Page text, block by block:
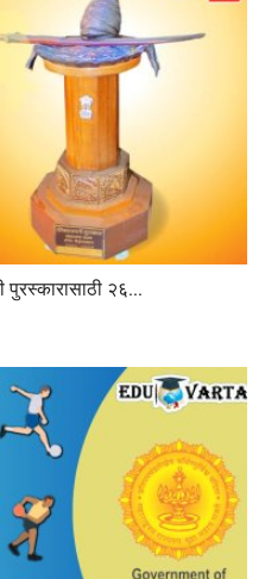
पुरस्कारासाठी २६...